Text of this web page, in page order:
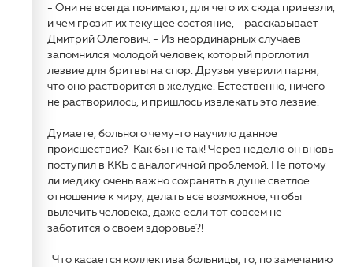
- Они не всегда понимают, для чего их сюда привезли,
и чем грозит их текущее состояние, - рассказывает
Дмитрий Олегович. - Из неординарных случаев
запомнился молодой человек, который проглотил
лезвие для бритвы на спор. Друзья уверили парня,
что оно растворится в желудке. Естественно, ничего
не растворилось, и пришлось извлекать это лезвие.
Думаете, больного чему-то научило данное
происшествие? Как бы не так! Через неделю он вновь
поступил в ККБ с аналогичной проблемой. Не потому
ли медику очень важно сохранять в душе светлое
отношение к миру, делать все возможное, чтобы
вылечить человека, даже если тот совсем не
заботится о своем здоровье?!
Что касается коллектива больницы, то, по замечанию